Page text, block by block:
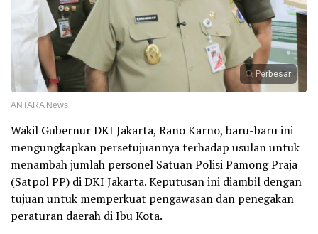
Perbesar
ANTARA News
Wakil Gubernur DKI Jakarta, Rano Karno, baru-baru ini
mengungkapkan persetujuannya terhadap usulan untuk
menambah jumlah personel Satuan Polisi Pamong Praja
(Satpol PP) di DKI Jakarta. Keputusan ini diambil dengan
tujuan untuk memperkuat pengawasan dan penegakan
peraturan daerah di Ibu Kota.